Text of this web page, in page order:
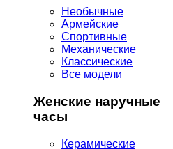
Необычные
Армейские
Спортивные
Механические
Классические
Все модели
Женские наручные
часы
Керамические